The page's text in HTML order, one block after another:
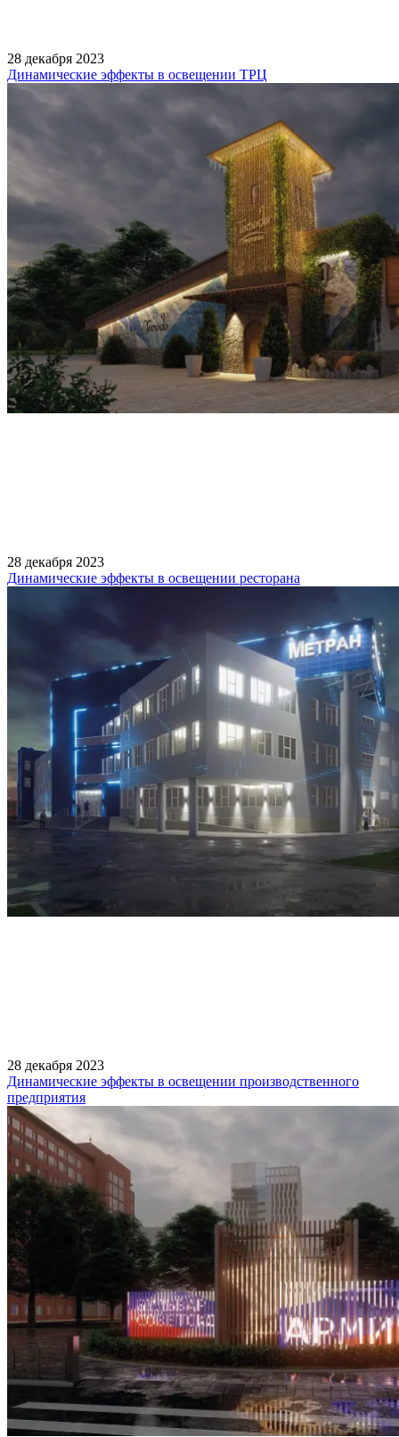
28 декабря 2023
Динамические эффекты в освещении ТРЦ
28 декабря 2023
Динамические эффекты в освещении ресторана
28 декабря 2023
Динамические эффекты в освещении производственного
предприятия